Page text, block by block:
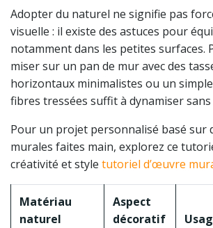
Adopter du naturel ne signifie pas
visuelle : il existe des astuces pour
notamment dans les petites surfaces.
miser sur un pan de mur avec des
horizontaux minimalistes ou un
fibres tressées suffit à dynamiser
Pour un projet personnalisé basé sur
murales faites main, explorez ce
créativité et style tutoriel d’œuvre
Matériau
naturel
Aspect
décoratif